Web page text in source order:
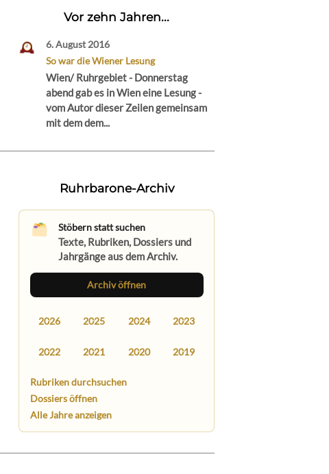
Vor zehn Jahren...
6. August 2016
So war die Wiener Lesung
Wien/ Ruhrgebiet - Donnerstag
abend gab es in Wien eine Lesung -
vom Autor dieser Zeilen gemeinsam
mit dem dem...
Ruhrbarone-Archiv
Stöbern statt suchen
Texte, Rubriken, Dossiers und
Jahrgänge aus dem Archiv.
Archiv öffnen
2026 2025 2024 2023
2022 2021 2020 2019
Rubriken durchsuchen
Dossiers öffnen
Alle Jahre anzeigen